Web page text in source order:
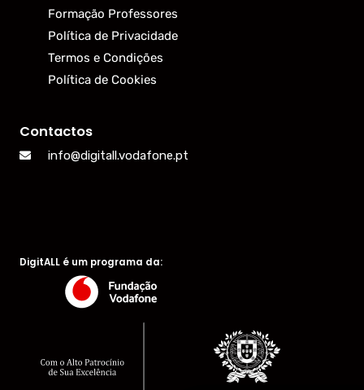
Formação Professores
Política de Privacidade
Termos e Condições
Política de Cookies
Contactos
info@digitall.vodafone.pt
DigitALL é um programa da: